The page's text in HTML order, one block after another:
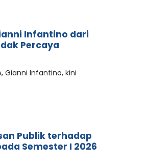
Infantino dari
Percaya
Gianni Infantino, kini
Publik terhadap
Semester I 2026